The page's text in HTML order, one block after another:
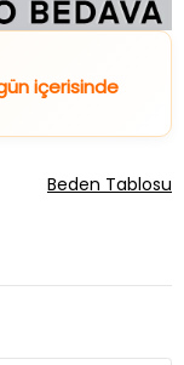
içerisinde
Beden Tablosu